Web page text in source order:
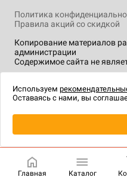
Копирование материалов
администрации
Содержимое сайта не
Политика
Правила акций со скидкой
технологии.
Главная Каталог
Используем
Оставаясь с нами, вы